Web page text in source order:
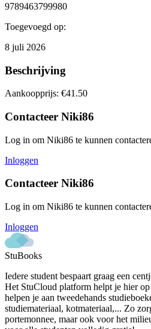
9789463799980
Toegevoegd op:
8 juli 2026
Beschrijving
Aankoopprijs: €41.50
Contacteer Niki86
Log in om Niki86 te kunnen
Inloggen
Contacteer Niki86
Log in om Niki86 te kunnen
Inloggen
StuBooks
Iedere student bespaart graag een
Het StuCloud platform helpt je hier
helpen je aan tweedehands
studiemateriaal, kotmateriaal,... Zo
portemonnee, maar ook voor het